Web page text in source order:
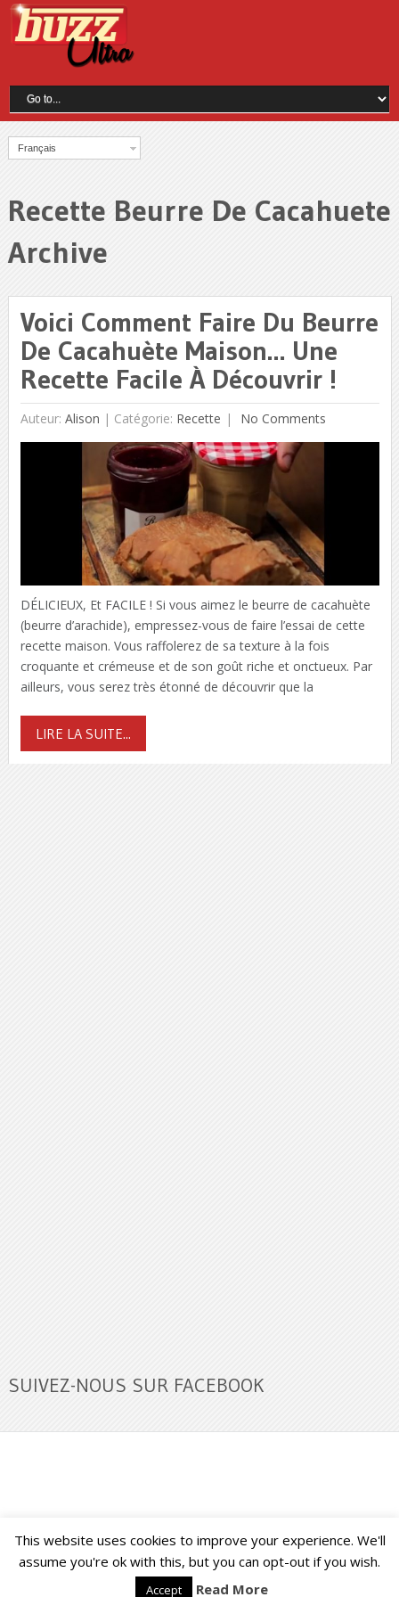
Français
Recette Beurre De Cacahuete
Archive
Voici Comment Faire Du Beurre
De Cacahuète Maison… Une
Recette Facile À Découvrir !
Auteur: Alison | Catégorie: Recette No Comments
DÉLICIEUX, Et FACILE ! Si vous aimez le beurre de cacahuète
(beurre d’arachide), empressez-vous de faire l’essai de cette
recette maison. Vous raffolerez de sa texture à la fois
croquante et crémeuse et de son goût riche et onctueux. Par
ailleurs, vous serez très étonné de découvrir que la
LIRE LA SUITE...
SUIVEZ-NOUS SUR FACEBOOK
Buzz Ultra Copyright © 2026. Back to Top ↑
This website uses cookies to improve your experience. We'll
assume you're ok with this, but you can opt-out if you wish.
Accept Read More